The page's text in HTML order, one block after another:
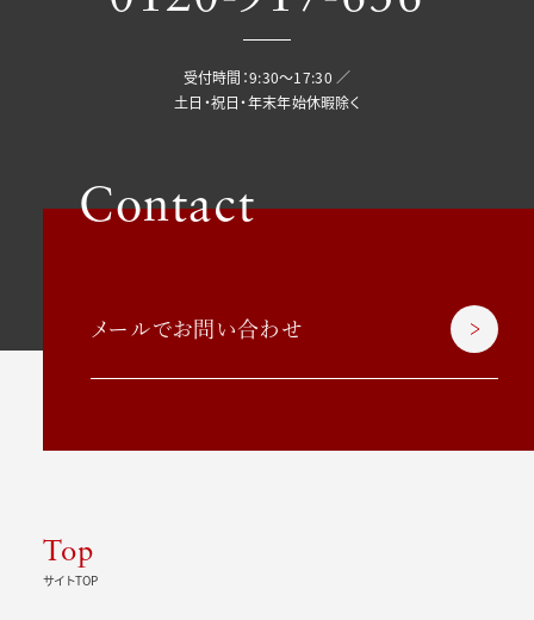
受付時間：9:30〜17:30 ／
土日・祝日・年末年始休暇除く
Contact
メールでお問い合わせ
Top
サイトTOP